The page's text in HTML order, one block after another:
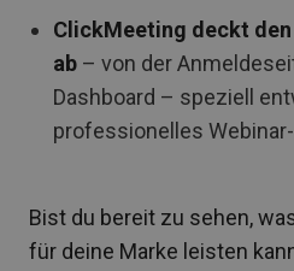
ClickMeeting deckt
ab – von der
Dashboard – speziell
professionelles
Bist du bereit zu sehen,
für deine Marke leisten